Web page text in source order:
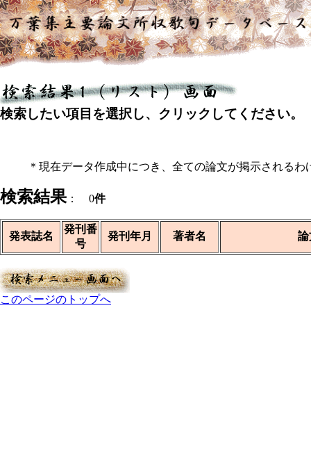
検索したい項目を選択し、クリックしてください。
＊現在データ作成中につき、全ての論文が掲示されるわ
検索結果 ： 0件
発表誌名
発刊番
号
発刊年月 著者名 論
このページのトップへ